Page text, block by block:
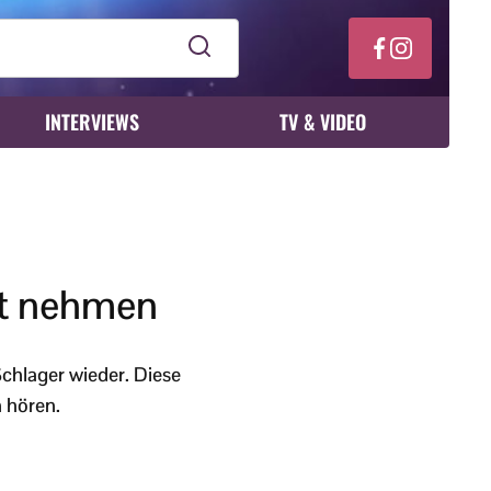
INTERVIEWS TV & VIDEO
nehmen
wieder. Diese
hören.